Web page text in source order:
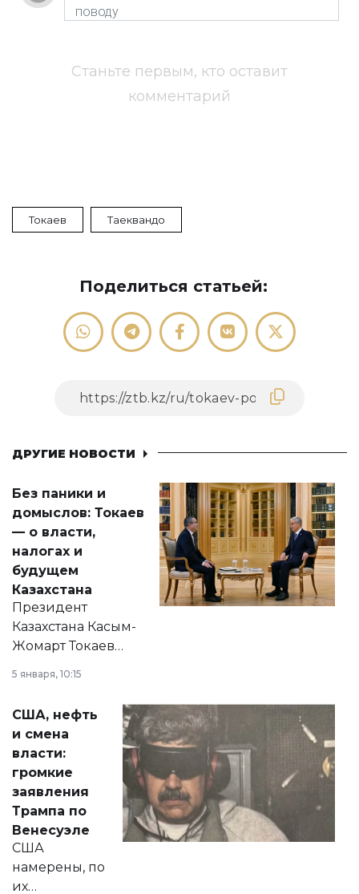
Станьте первым, кто оставит
комментарий
Токаев Таеквандо
Поделиться статьей:
ДРУГИЕ НОВОСТИ
Без паники и
домыслов: Токаев
— о власти,
налогах и
будущем
Казахстана
Президент
Казахстана Касым-
Жомарт Токаев
сразу несколько
актуальных тем —
от слухов о
политических
реформах до
вопросов армии,
экономики и
личного здоровья.
5 января, 10:15
США, нефть
и смена
власти:
громкие
заявления
Трампа по
Венесуэле
США
намерены, по
их